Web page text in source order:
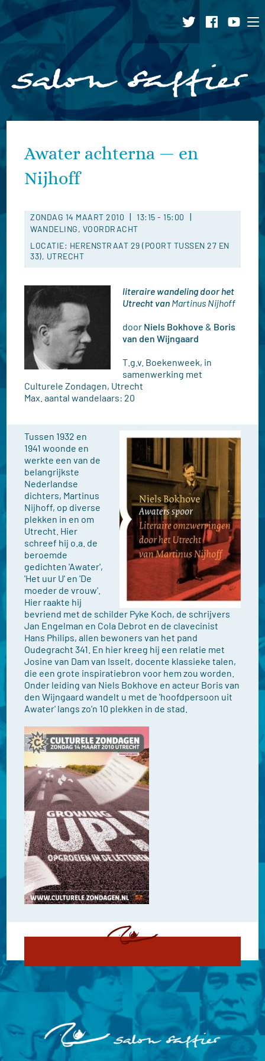
inhoud
Awater achterna — en
Nijhoff
ZONDAG 14 MAART 2010 | 13:15-15:00 |
WANDELING, VOORDRACHT
LOCATIE: HERENSTRAAT 29 (POORT TUSSEN 27 EN
33), UTRECHT
literaire wandeling door het
Utrecht van Martinus Nijhoff
door Niels Bokhove & Boris
van den Wijngaard
T.g.v. Boekenweek, in
samenwerking met
Culturele Zondagen, Utrecht
Max. aantal wandelaars: 20
Tussen 1932 en
1941 woonde en
werkte een van de
belangrijkste
Nederlandse
dichters, Martinus
Nijhoff, op diverse
plekken in en om
Utrecht. Hier
schreef hij o.a. de
beroemde
gedichten 'Awater',
'Het uur U' en 'De
moeder de vrouw'.
Hier raakte hij
bevriend met de schilder Pyke Koch, de schrijvers
Jan Engelman en Cola Debrot en de clavecinist
Hans Philips, allen bewoners van het pand
Oudegracht 341. En hier kreeg hij een relatie met
Josine van Dam van Isselt, docente klassieke talen,
die een grote inspiratiebron voor hem zou worden.
Onder leiding van Niels Bokhove en acteur Boris van
den Wijngaard wandelt u met de 'hoofdpersoon uit
Awater' langs zo’n 10 plekken in de stad.